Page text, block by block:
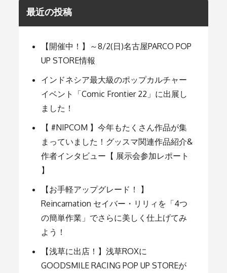
ゲ
ー
シ
ョ
ン
最近の投稿
【開催中！】～8/2(日)名古屋PARCO POP
UP STORE情報
インドネシア最大級のポップカルチャー
イベント「Comic Frontier 22」に出展し
ました！
【 #NIPCOM 】今年もたくさん作品が集
まっていました！グッスマ関連作品紹介&
作者インタビュー【 展示会参加レポート
】
【お手軽アップグレード！ 】
Reincarnation セイバー・リリィを「4つ
の簡単作業」でさらに美しく仕上げてみ
よう！
【浅草に出店！】浅草ROXに
GOODSMILE RACING POP UP STOREが